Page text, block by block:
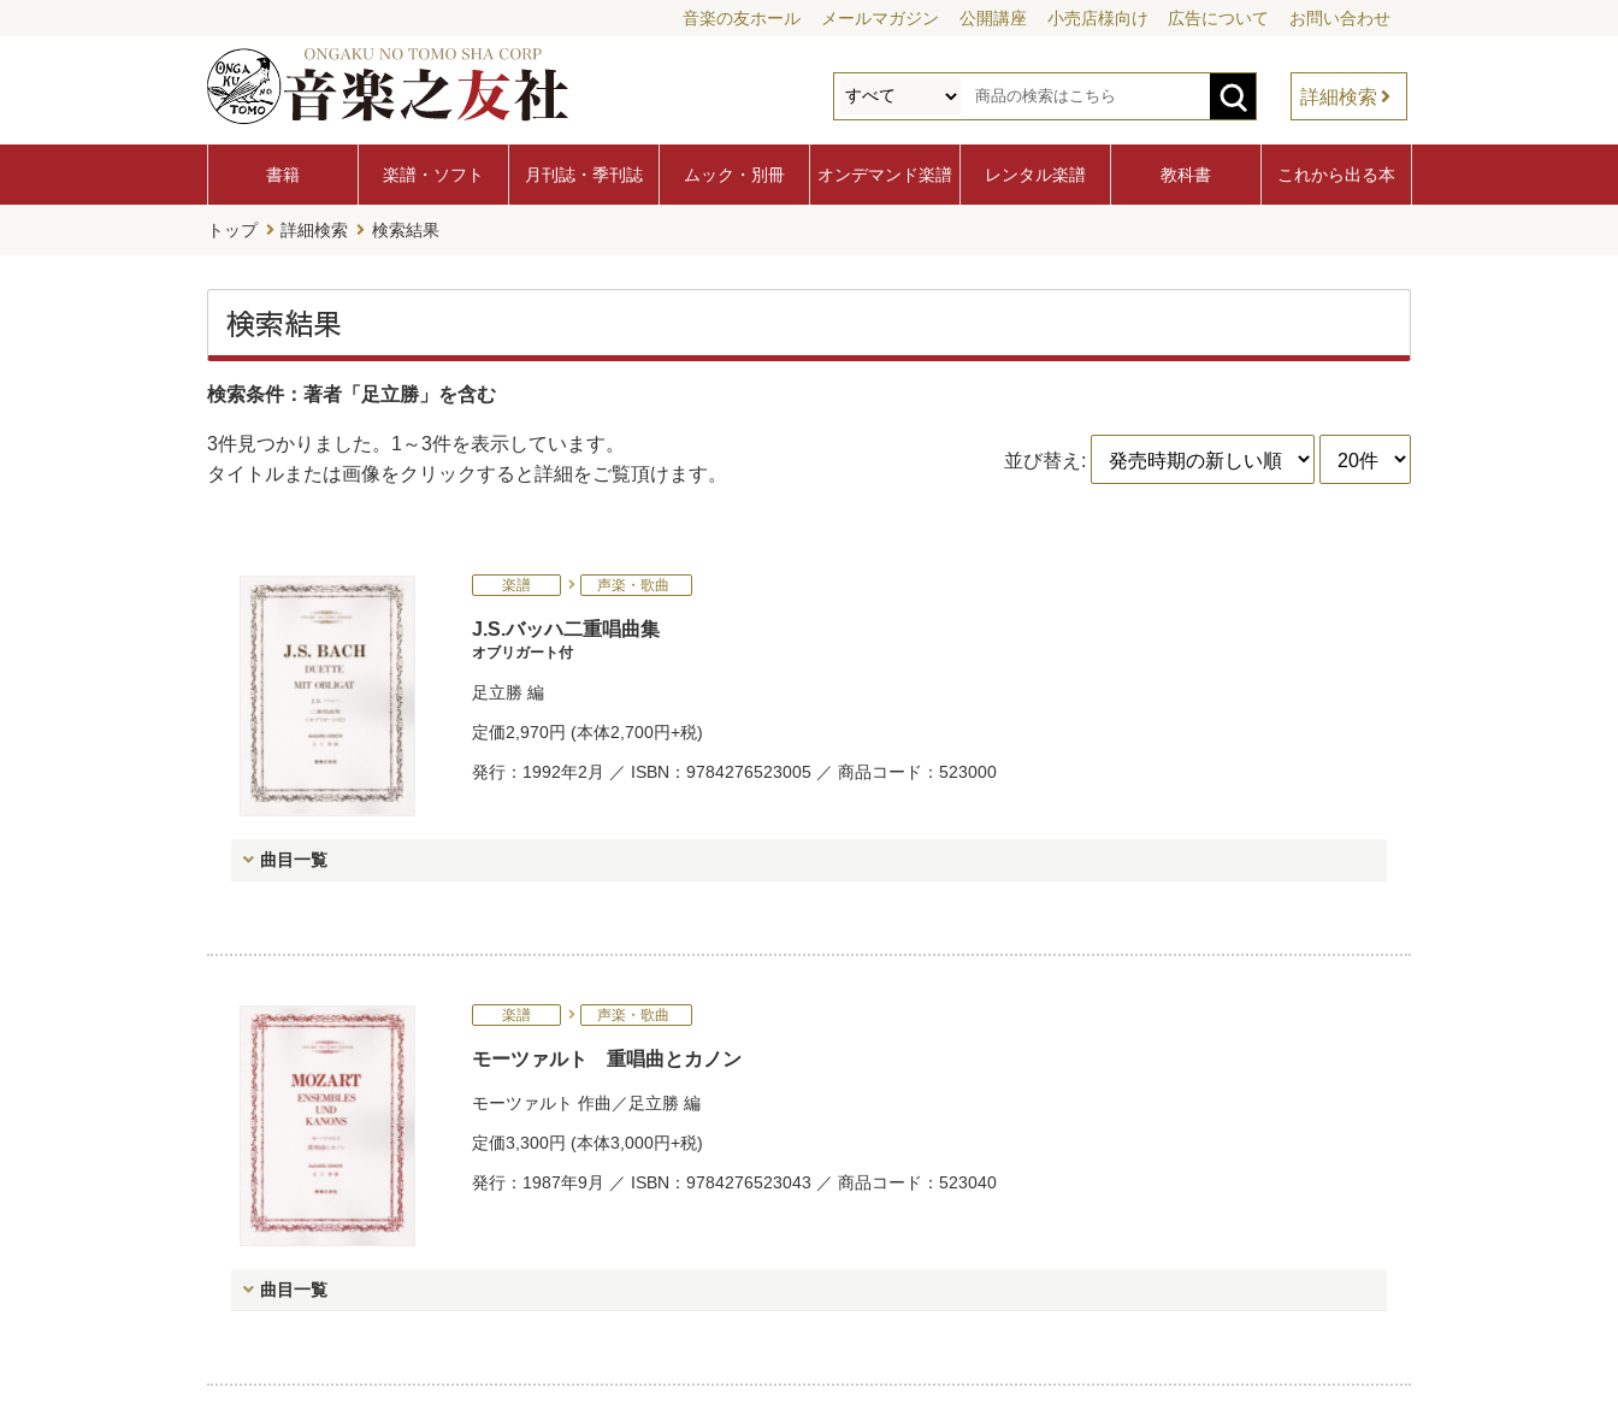
音楽の友ホール メールマガジン 公開講座 小売店様向け 広告について お問い合わせ
詳細検索
書籍 楽譜・ソフト 月刊誌・季刊誌 ムック・別冊 オンデマンド楽譜 レンタル楽譜 教科書 これから出る本
トップ 詳細検索 検索結果
検索結果
検索条件：著者「足立勝」を含む
3件見つかりました。 1～3件を表示しています。
タイトルまたは画像をクリックすると詳細をご覧頂けます。
並び替え:
楽譜 声楽・歌曲
J.S.バッハ二重唱曲集
オブリガート付
足立勝 編
定価2,970円 (本体2,700円+税)
発行：1992年2月 ／ ISBN：9784276523005 ／ 商品コード：523000
曲目一覧
楽譜 声楽・歌曲
モーツァルト 重唱曲とカノン
モーツァルト 作曲／ 足立勝 編
定価3,300円 (本体3,000円+税)
発行：1987年9月 ／ ISBN：9784276523043 ／ 商品コード：523040
曲目一覧